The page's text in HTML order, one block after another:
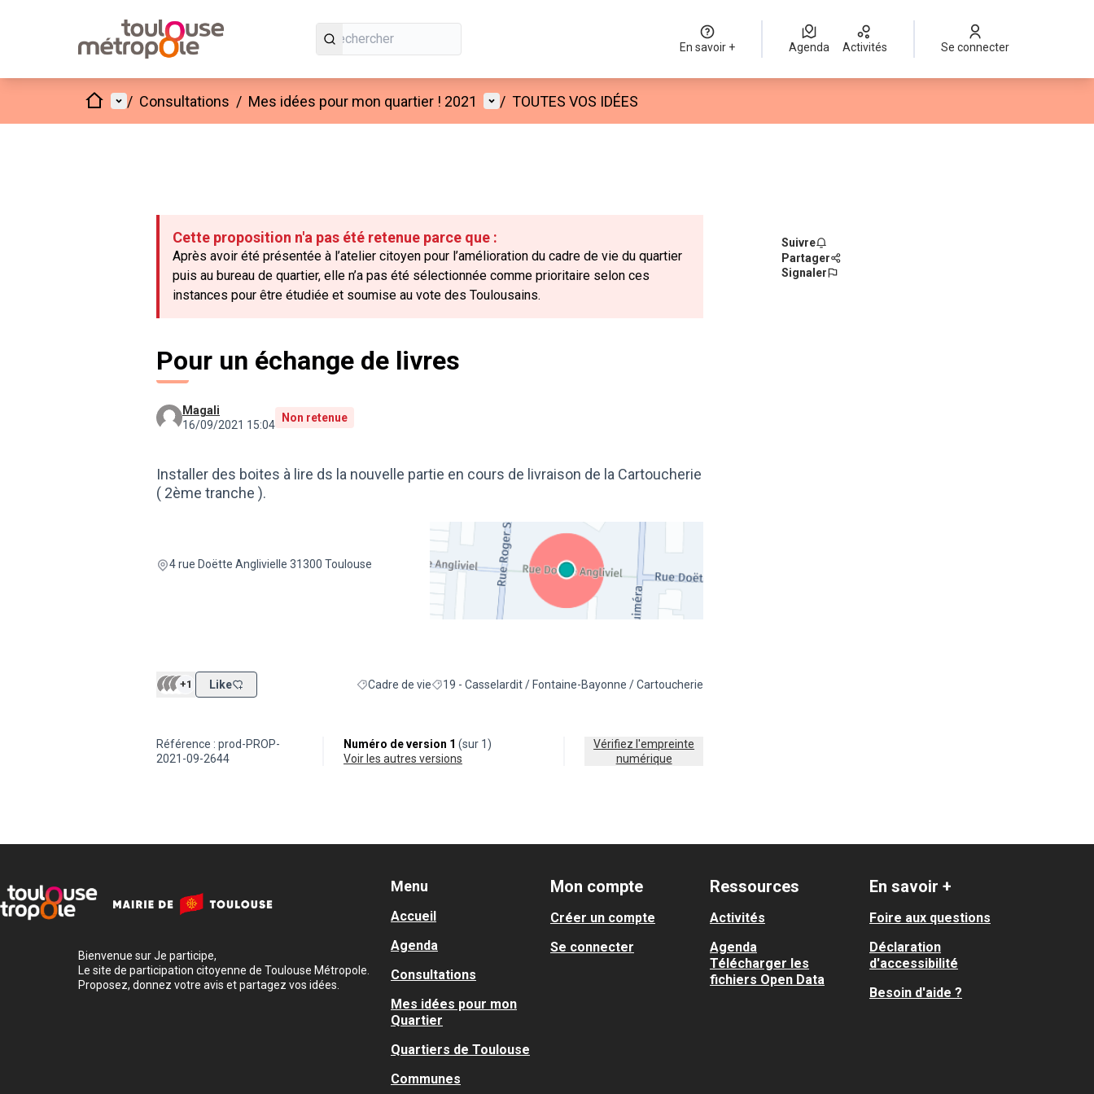
En savoir + Agenda Activités Se connecter
AccueilMenu principal
/ Consultations / Mes idées pour mon quartier ! 2021 Menu utilisateur
/ TOUTES VOS IDÉES
Cette proposition n'a pas été retenue parce que :
Après avoir été présentée à l’atelier citoyen pour l’amélioration du cadre de vie du quartier
puis au bureau de quartier, elle n’a pas été sélectionnée comme prioritaire selon ces
instances pour être étudiée et soumise au vote des Toulousains.
Pour un échange de livres
Magali
16/09/2021 15:04
Non retenue
Installer des boites à lire ds la nouvelle partie en cours de livraison de la Cartoucherie
( 2ème tranche ).
4 rue Doëtte Anglivielle 31300 Toulouse
+1 Like Filtrer les résultats de la catégorie : Cadre de vie
Cadre de vieFiltrer les résultats pour le secteur : 19 - Casselardit / Fontaine-Bayonne / Cartoucherie
19 - Casselardit / Fontaine-Bayonne / Cartoucherie
Suivre
Partager
Signaler
Référence : prod-PROP-
2021-09-2644
Numéro de version 1 (sur 1)
voir les autres versions
Vérifiez l'empreinte
numérique
Bienvenue sur Je participe,
Le site de participation citoyenne de Toulouse Métropole.
Proposez, donnez votre avis et partagez vos idées.
Menu
Accueil
Agenda
Consultations
Mes idées pour mon
Quartier
Quartiers de Toulouse
Communes
Mon compte
Créer un compte
Se connecter
Ressources
Activités
Agenda
Télécharger les
fichiers Open Data
En savoir +
Foire aux questions
Déclaration
d'accessibilité
Besoin d'aide ?